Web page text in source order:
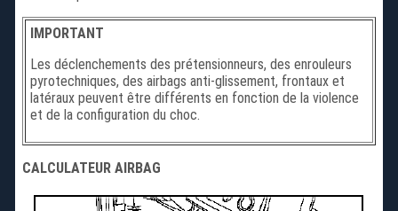
IMPORTANT
Les déclenchements des prétensionneurs, des enrouleurs
pyrotechniques, des airbags anti-glissement, frontaux et
latéraux peuvent être différents en fonction de la violence
et de la configuration du choc.
CALCULATEUR AIRBAG